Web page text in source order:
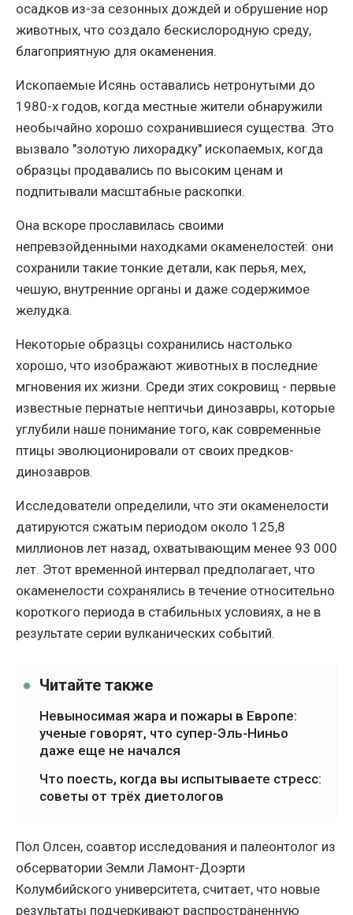
осадков из-за сезонных дождей и обрушение нор
животных, что создало бескислородную среду,
благоприятную для окаменения.
Ископаемые Исянь оставались нетронутыми до
1980-х годов, когда местные жители обнаружили
необычайно хорошо сохранившиеся существа. Это
вызвало "золотую лихорадку" ископаемых, когда
образцы продавались по высоким ценам и
подпитывали масштабные раскопки.
Она вскоре прославилась своими
непревзойденными находками окаменелостей: они
сохранили такие тонкие детали, как перья, мех,
чешую, внутренние органы и даже содержимое
желудка.
Некоторые образцы сохранились настолько
хорошо, что изображают животных в последние
мгновения их жизни. Среди этих сокровищ - первые
известные пернатые нептичьи динозавры, которые
углубили наше понимание того, как современные
птицы эволюционировали от своих предков-
динозавров.
Исследователи определили, что эти окаменелости
датируются сжатым периодом около 125,8
миллионов лет назад, охватывающим менее 93 000
лет. Этот временной интервал предполагает, что
окаменелости сохранялись в течение относительно
короткого периода в стабильных условиях, а не в
результате серии вулканических событий.
Читайте также
Невыносимая жара и пожары в Европе:
ученые говорят, что супер-Эль-Ниньо
даже еще не начался
Что поесть, когда вы испытываете стресс:
советы от трёх диетологов
Пол Олсен, соавтор исследования и палеонтолог из
обсерватории Земли Ламонт-Доэрти
Колумбийского университета, считает, что новые
результаты подчеркивают распространенную